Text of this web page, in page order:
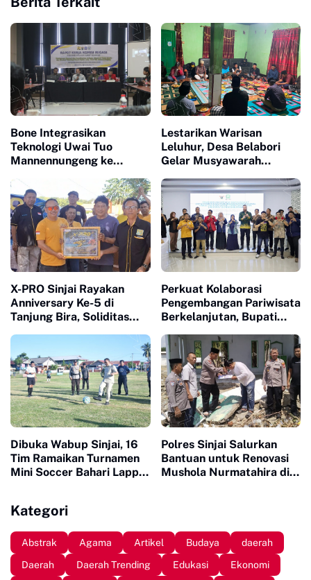
Bone Integrasikan
Teknologi Uwai Tuo
Mannennungeng ke
Dukung Modernisasi
Irigasi
Lestarikan Warisan
Leluhur, Desa Belabori
Gelar Musyawarah
Badik
X-PRO Sinjai Rayakan
Anniversary Ke-5 di
Tanjung Bira, Soliditas
Perkuat Kolaborasi
Pengembangan Pariwisata
Berkelanjutan, Bupati
Masyarakat FISIP Unhas
Dibuka Wabup Sinjai, 16
Tim Ramaikan Turnamen
Mini Soccer Bahari Lappa
Polres Sinjai Salurkan
Bantuan untuk Renovasi
Mushola Nurmatahira di
Kategori
Abstrak Agama Artikel Budaya
daerah
Daerah
Daerah Trending Edukasi
Ekonomi